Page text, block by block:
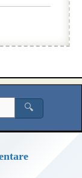
🔍